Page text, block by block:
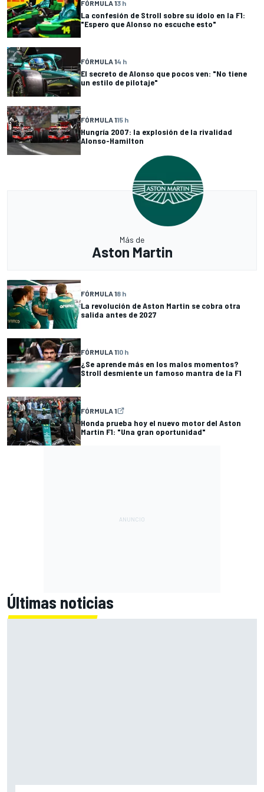
FÓRMULA 13 h
La confesión de Stroll sobre su ídolo en la F1:
"Espero que Alonso no escuche esto"
FÓRMULA 14 h
El secreto de Alonso que pocos ven: "No tiene
un estilo de pilotaje"
FÓRMULA 115 h
Hungría 2007: la explosión de la rivalidad
Alonso-Hamilton
Más de
Aston Martin
FÓRMULA 18 h
La revolución de Aston Martin se cobra otra
salida antes de 2027
FÓRMULA 110 h
¿Se aprende más en los malos momentos?
Stroll desmiente un famoso mantra de la F1
FÓRMULA 1
Honda prueba hoy el nuevo motor del Aston
Martin F1: "Una gran oportunidad"
Últimas noticias